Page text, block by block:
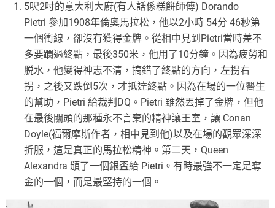
5呎2吋的意大利大廚(有人話係糕餅師傅) Dorando
Pietri 參加1908年倫奧馬拉松，他以2小時 54分 46秒第
一個衝線，卻沒有獲得金牌。從相中見到 Pietri當時差不
多要躝過終點，最後350米，他用了10分鐘。因為疲勞和
脱水，他變得神志不清，搞錯了終點的方向，左拐右
拐，之後又跌倒 5次，才抵達終點。因為在場的一位醫生
的幫助， Pietri給裁判 DQ 。 Pietri 雖然丟掉了金牌，但他
在最後關頭的那種永不言棄的精神讓王室，讓 Conan
Doyle(福爾摩斯作者，相中見到他)以及在場的觀眾深深
折服，這是真正的馬拉松精神。第二天，Queen
Alexandra頒了一個銀盃給 Pietri 。有時最強不一定是奪
金的一個，而是最堅持的一個。